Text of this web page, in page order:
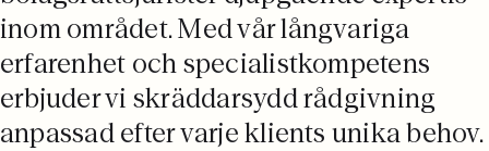
inom området. Med vår långvariga
erfarenhet och specialistkompetens
erbjuder vi skräddarsydd rådgivning
anpassad efter varje klients unika behov.